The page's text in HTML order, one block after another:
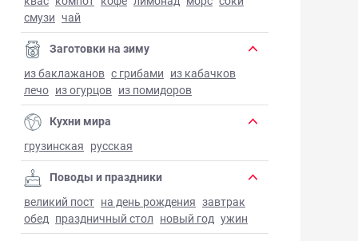
смузи чай
Заготовки на зиму
из баклажанов с грибами из кабачков
лечо из огурцов из помидоров
Кухни мира
грузинская русская
Поводы и праздники
великий пост на день рождения завтрак
обед праздничный стол новый год ужин